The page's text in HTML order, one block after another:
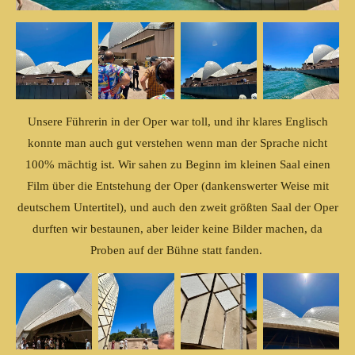
Unsere Führerin in der Oper war toll, und ihr klares Englisch
konnte man auch gut verstehen wenn man der Sprache nicht
100% mächtig ist. Wir sahen zu Beginn im kleinen Saal einen
Film über die Entstehung der Oper (dankenswerter Weise mit
deutschem Untertitel), und auch den zweit größten Saal der Oper
durften wir bestaunen, aber leider keine Bilder machen, da
Proben auf der Bühne statt fanden.